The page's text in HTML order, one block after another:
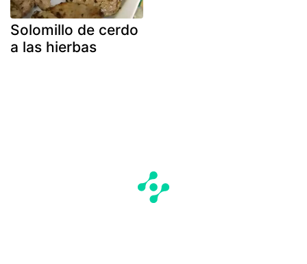
Solomillo de cerdo
a las hierbas